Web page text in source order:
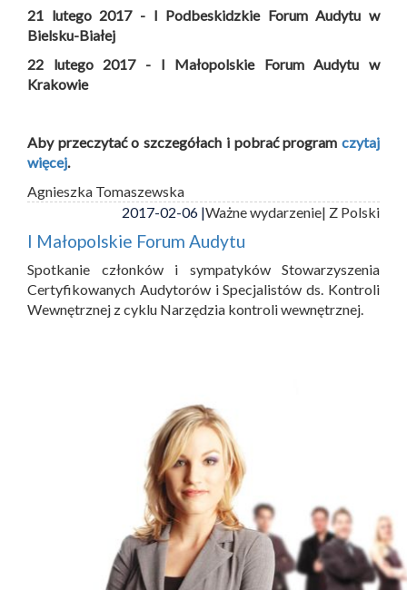
21 lutego 2017 - I Podbeskidzkie Forum Audytu w
Bielsku-Białej
22 lutego 2017 - I Małopolskie Forum Audytu w
Krakowie
Aby przeczytać o szczegółach i pobrać program czytaj
więcej.
Agnieszka Tomaszewska
2017-02-06 |Ważne wydarzenie| Z Polski
I Małopolskie Forum Audytu
Spotkanie członków i sympatyków Stowarzyszenia
Certyfikowanych Audytorów i Specjalistów ds. Kontroli
Wewnętrznej z cyklu Narzędzia kontroli wewnętrznej.